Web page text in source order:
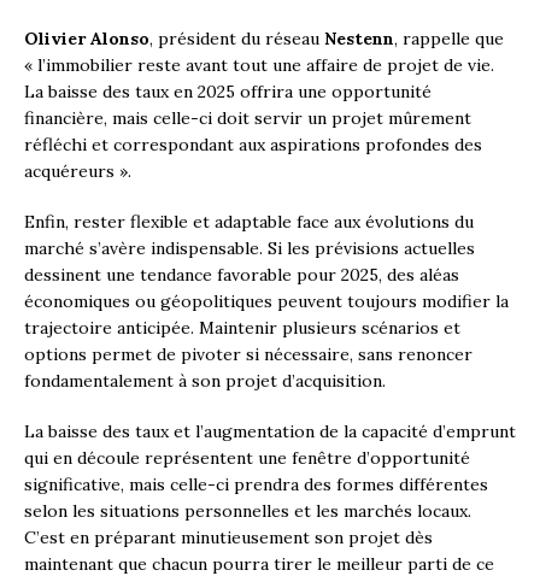
Olivier Alonso, président du réseau Nestenn, rappelle que
« l’immobilier reste avant tout une affaire de projet de vie.
La baisse des taux en 2025 offrira une opportunité
financière, mais celle-ci doit servir un projet mûrement
réfléchi et correspondant aux aspirations profondes des
acquéreurs ».
Enfin, rester flexible et adaptable face aux évolutions du
marché s’avère indispensable. Si les prévisions actuelles
dessinent une tendance favorable pour 2025, des aléas
économiques ou géopolitiques peuvent toujours modifier la
trajectoire anticipée. Maintenir plusieurs scénarios et
options permet de pivoter si nécessaire, sans renoncer
fondamentalement à son projet d’acquisition.
La baisse des taux et l’augmentation de la capacité d’emprunt
qui en découle représentent une fenêtre d’opportunité
significative, mais celle-ci prendra des formes différentes
selon les situations personnelles et les marchés locaux.
C’est en préparant minutieusement son projet dès
maintenant que chacun pourra tirer le meilleur parti de ce